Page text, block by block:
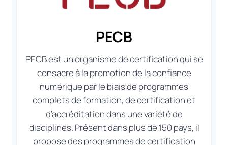
PECB
PECB est un organisme de certification qui se
consacre à la promotion de la confiance
numérique par le biais de programmes
complets de formation, de certification et
d’accréditation dans une variété de
disciplines. Présent dans plus de 150 pays, il
propose des programmes de certification